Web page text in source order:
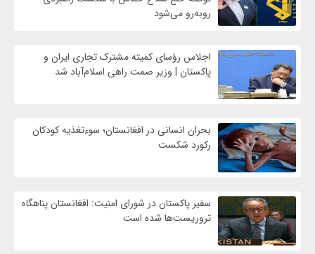
روبه‌رو می‌شود
اجلاس رؤسای کمیته مشترک تجاری ایران و
پاکستان | وزیر صمت راهی اسلام‌آباد شد
بحران انسانی در افغانستان؛ سوءتغذیه کودکان
رکورد شکست
سفیر پاکستان در شورای امنیت: افغانستان پناهگاه
تروریست‌ها شده است